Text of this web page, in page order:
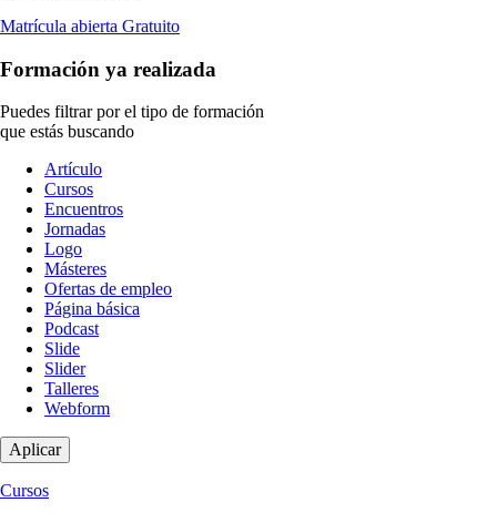
Matrícula abierta Gratuito
Formación ya realizada
Puedes filtrar por el tipo de formación
que estás buscando
Tipo
contenido
Artículo
Cursos
Encuentros
Jornadas
Logo
Másteres
Ofertas de empleo
Página básica
Podcast
Slide
Slider
Talleres
Webform
Cursos